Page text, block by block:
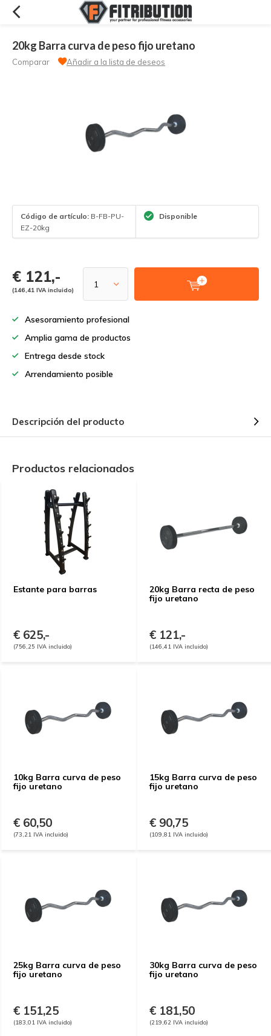
20kg Barra curva de peso fijo uretano
Comparar Añadir a la lista de deseos
Código de artículo: B-FB-PU-
EZ-20kg
Disponible
€ 121,-
(146,41 IVA incluido)
Asesoramiento profesional
Amplia gama de productos
Entrega desde stock
Arrendamiento posible
Descripción del producto
Productos relacionados
Estante para barras
€ 625,-
(756,25 IVA incluido)
20kg Barra recta de peso
fijo uretano
€ 121,-
(146,41 IVA incluido)
10kg Barra curva de peso
fijo uretano
€ 60,50
(73,21 IVA incluido)
15kg Barra curva de peso
fijo uretano
€ 90,75
(109,81 IVA incluido)
25kg Barra curva de peso
fijo uretano
€ 151,25
(183,01 IVA incluido)
30kg Barra curva de peso
fijo uretano
€ 181,50
(219,62 IVA incluido)